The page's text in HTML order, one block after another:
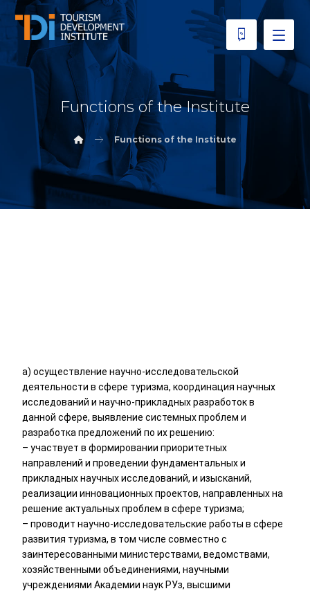
Functions of the Institute
Functions of the Institute
а) осуществление научно-исследовательской
деятельности в сфере туризма, координация научных
исследований и научно-прикладных разработок в
данной сфере, выявление системных проблем и
разработка предложений по их решению:
– участвует в формировании приоритетных
направлений и проведении фундаментальных и
прикладных научных исследований, и изысканий,
реализации инновационных проектов, направленных на
решение актуальных проблем в сфере туризма;
– проводит научно-исследовательские работы в сфере
развития туризма, в том числе совместно с
заинтересованными министерствами, ведомствами,
хозяйственными объединениями, научными
учреждениями Академии наук РУз, высшими